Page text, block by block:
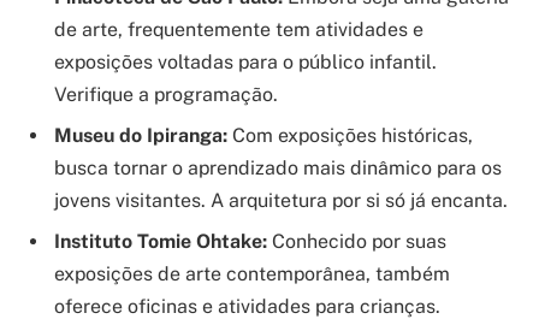
de arte, frequentemente tem atividades e
exposições voltadas para o público infantil.
Verifique a programação.
Museu do Ipiranga: Com exposições históricas,
busca tornar o aprendizado mais dinâmico para os
jovens visitantes. A arquitetura por si só já encanta.
Instituto Tomie Ohtake: Conhecido por suas
exposições de arte contemporânea, também
oferece oficinas e atividades para crianças.